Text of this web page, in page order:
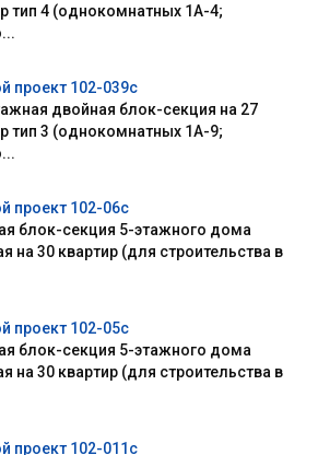
тип 4 (однокомнатных 1А-4;
проект 102-039с
двойная блок-секция на 27
тип 3 (однокомнатных 1А-9;
проект 102-06с
блок-секция 5-этажного дома
на 30 квартир (для строительства в
проект 102-05с
блок-секция 5-этажного дома
на 30 квартир (для строительства в
проект 102-011с